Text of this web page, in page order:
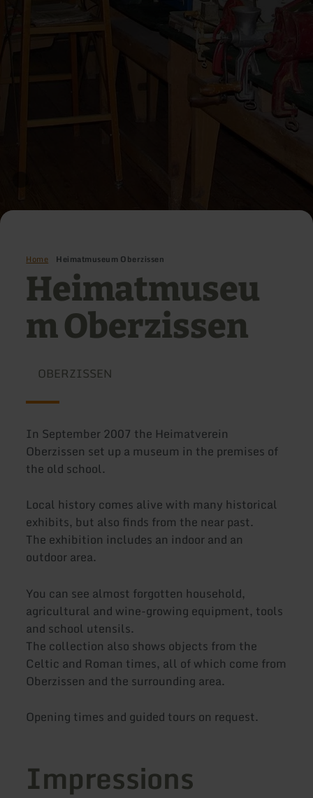
Home Heimatmuseum Oberzissen
Heimatmuseu
m Oberzissen
OBERZISSEN
In September 2007 the Heimatverein
Oberzissen set up a museum in the premises of
the old school.
Local history comes alive with many historical
exhibits, but also finds from the near past.
The exhibition includes an indoor and an
outdoor area.
You can see almost forgotten household,
agricultural and wine-growing equipment, tools
and school utensils.
The collection also shows objects from the
Celtic and Roman times, all of which come from
Oberzissen and the surrounding area.
Opening times and guided tours on request.
Impressions